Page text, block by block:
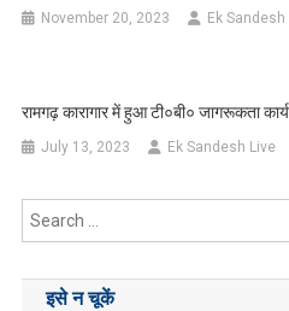
November 20, 2023 Ek Sandesh
रामगढ़ कारागार में हुआ टी०बी० जागरूकता
July 13, 2023 Ek Sandesh Live
इसे न चूकें